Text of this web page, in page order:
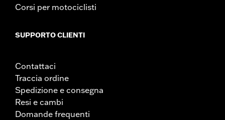
Corsi per motociclisti
SUPPORTO CLIENTI
Contattaci
Traccia ordine
Spedizione e consegna
Resi e cambi
Domande frequenti